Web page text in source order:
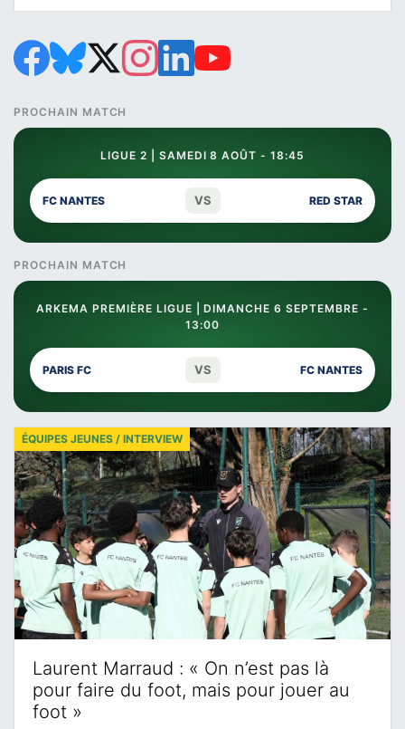
PROCHAIN MATCH
LIGUE 2 | SAMEDI 8 AOÛT - 18:45
FC NANTES VS RED STAR
PROCHAIN MATCH
ARKEMA PREMIÈRE LIGUE | DIMANCHE 6 SEPTEMBRE -
13:00
PARIS FC VS FC NANTES
Laurent Marraud : « On n’est pas là
pour faire du foot, mais pour jouer au
foot »
ÉQUIPES JEUNES / INTERVIEW